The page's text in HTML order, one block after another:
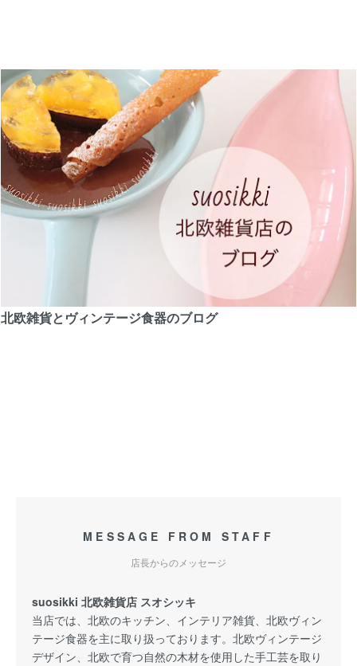
北欧雑貨とヴィンテージ食器のブログ
MESSAGE FROM STAFF
店長からのメッセージ
suosikki 北欧雑貨店 スオシッキ
当店では、北欧のキッチン、インテリア雑貨、北欧ヴィン
テージ食器を主に取り扱っております。北欧ヴィンテージ
デザイン、北欧で育つ自然の木材を使用した手工芸を取り